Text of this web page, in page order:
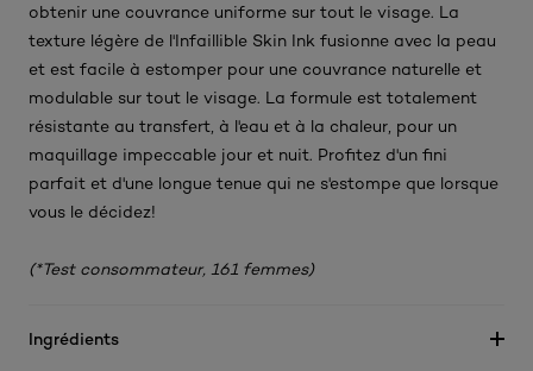
obtenir une couvrance uniforme sur tout le visage. La
texture légère de l'Infaillible Skin Ink fusionne avec la peau
et est facile à estomper pour une couvrance naturelle et
modulable sur tout le visage. La formule est totalement
résistante au transfert, à l'eau et à la chaleur, pour un
maquillage impeccable jour et nuit. Profitez d'un fini
parfait et d'une longue tenue qui ne s'estompe que lorsque
vous le décidez!
(*Test consommateur, 161 femmes)
Ingrédients